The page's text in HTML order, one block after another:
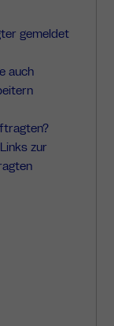
gemeldet
auch
zur